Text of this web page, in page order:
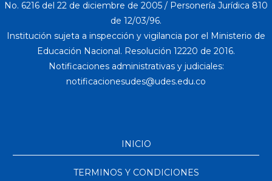
No. 6216 del 22 de diciembre de 2005 / Personería Jurídica 810
de 12/03/96.
Institución sujeta a inspección y vigilancia por el Ministerio de
Educación Nacional. Resolución 12220 de 2016.
Notificaciones administrativas y judiciales:
INICIO
TERMINOS Y CONDICIONES